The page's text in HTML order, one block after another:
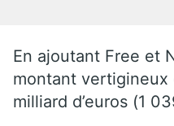
En ajoutant Free et
montant vertigineux
milliard d’euros (1